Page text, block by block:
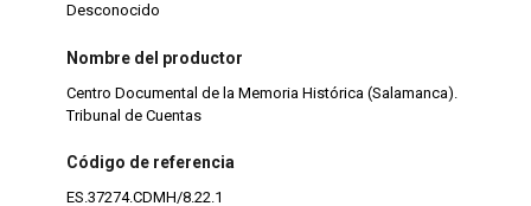
Desconocido
Nombre del productor
Centro Documental de la Memoria Histórica (Salamanca).
Tribunal de Cuentas
Código de referencia
ES.37274.CDMH/8.22.1